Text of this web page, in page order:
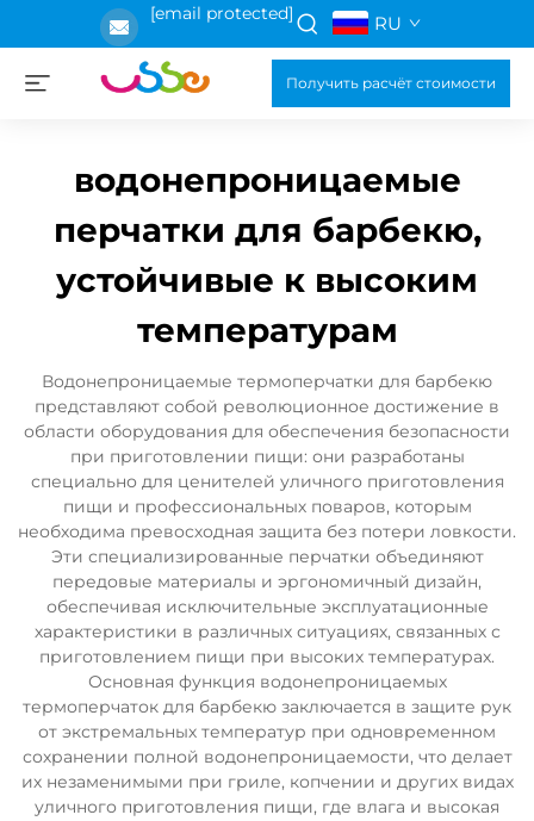
[email protected] RU
Получить расчёт стоимости
водонепроницаемые
перчатки для барбекю,
устойчивые к высоким
температурам
Водонепроницаемые термоперчатки для барбекю
представляют собой революционное достижение в
области оборудования для обеспечения безопасности
при приготовлении пищи: они разработаны
специально для ценителей уличного приготовления
пищи и профессиональных поваров, которым
необходима превосходная защита без потери ловкости.
Эти специализированные перчатки объединяют
передовые материалы и эргономичный дизайн,
обеспечивая исключительные эксплуатационные
характеристики в различных ситуациях, связанных с
приготовлением пищи при высоких температурах.
Основная функция водонепроницаемых
термоперчаток для барбекю заключается в защите рук
от экстремальных температур при одновременном
сохранении полной водонепроницаемости, что делает
их незаменимыми при гриле, копчении и других видах
уличного приготовления пищи, где влага и высокая